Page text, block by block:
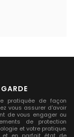
pratiquée de façon
vous assurer d'avoir
de vous engager ou
de protection
et votre pratique.
et en parfait état de